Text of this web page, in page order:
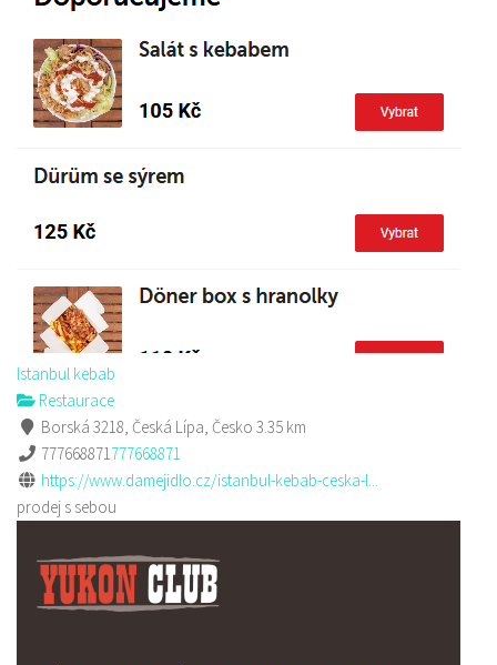
Istanbul kebab
Restaurace
Borská 3218, Česká Lípa, Česko 3.35 km
777668871777668871
https://www.damejidlo.cz/istanbul-kebab-ceska-l...
prodej s sebou